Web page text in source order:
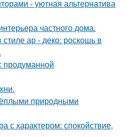
- уютная альтернатива
частного дома.
ар - деко: роскошь в
продуманной
природными
с характером: спокойствие,